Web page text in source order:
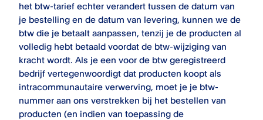
het btw-tarief echter verandert tussen de datum van
je bestelling en de datum van levering, kunnen we de
btw die je betaalt aanpassen, tenzij je de producten al
volledig hebt betaald voordat de btw-wijziging van
kracht wordt. Als je een voor de btw geregistreerd
bedrijf vertegenwoordigt dat producten koopt als
intracommunautaire verwerving, moet je je btw-
nummer aan ons verstrekken bij het bestellen van
producten (en indien van toepassing de